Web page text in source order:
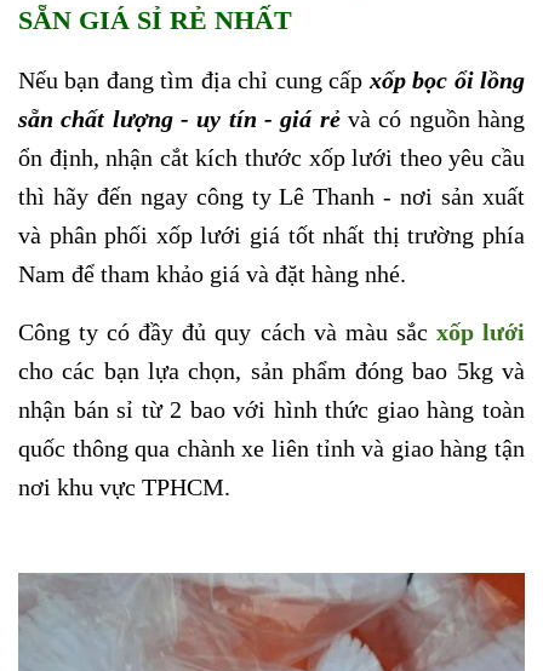
SẴN GIÁ SỈ RẺ NHẤT
Nếu bạn đang tìm địa chỉ cung cấp xốp bọc ổi lồng
sẵn chất lượng - uy tín - giá rẻ và có nguồn hàng
ổn định, nhận cắt kích thước xốp lưới theo yêu cầu
thì hãy đến ngay công ty Lê Thanh - nơi sản xuất
và phân phối xốp lưới giá tốt nhất thị trường phía
Nam để tham khảo giá và đặt hàng nhé.
Công ty có đầy đủ quy cách và màu sắc xốp lưới
cho các bạn lựa chọn, sản phẩm đóng bao 5kg và
nhận bán sỉ từ 2 bao với hình thức giao hàng toàn
quốc thông qua chành xe liên tỉnh và giao hàng tận
nơi khu vực TPHCM.